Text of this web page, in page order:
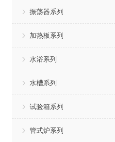
振荡器系列
加热板系列
水浴系列
水槽系列
试验箱系列
管式炉系列